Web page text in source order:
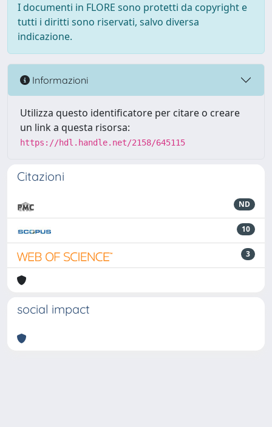
I documenti in FLORE sono protetti da copyright e
tutti i diritti sono riservati, salvo diversa
indicazione.
Informazioni
Utilizza questo identificatore per citare o creare
un link a questa risorsa:
https://hdl.handle.net/2158/645115
Citazioni
ND
10
3
social impact